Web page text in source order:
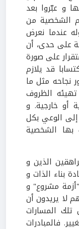
و عبّروا بعد
الشخصية من
عندما نعرض
على حدى، أن
على صورة
قد يلازم
نجاحه مثل ما
الظروف
أو خارجية. و
الوعي بكل
بها الشخصية
الذين و
بناء الذات و
مشروع" و
لا يريدون أن
تلك المسارات
فالمبادرات